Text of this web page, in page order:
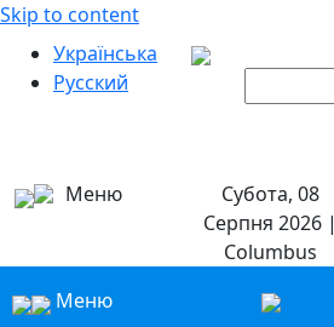
Skip to content
Українська
Русский
Меню
Субота, 08
Серпня 2026 |
Columbus
Меню